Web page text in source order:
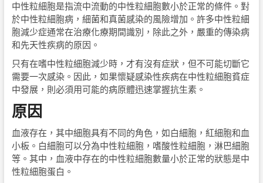
中性粒細胞是指流中流動的中性粒細胞數小於正常的條件。對
於中性粒細胞病，細菌和真菌感染的風險增加。許多中性粒細
胞減少症通常在治療化療期間識別，除此之外，嚴重的傳染病
和先天性疾病的原因。
只有在嗜中性粒細胞減少時，才有沒有症狀，但不可能切斷它
需要一次感染。因此，如果懷疑感染性疾病在中性粒細胞貧症
中發展，則必須用可能的病原體迅速掌握抗生素。
原因
血液存在，其中細胞具有不同的角色，如白細胞，紅細胞和血
小板。白細胞可以分為中性粒細胞，嗜酸性粒細胞，淋巴細胞
等。其中，血液中存在的中性粒細胞數量小於正常的狀態是中
性粒細胞蛋白。